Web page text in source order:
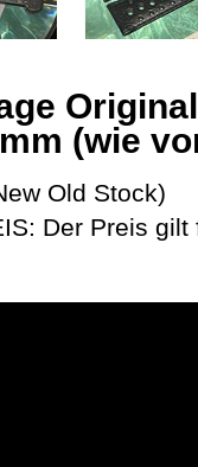
(wie
Old Stock)
Der Preis